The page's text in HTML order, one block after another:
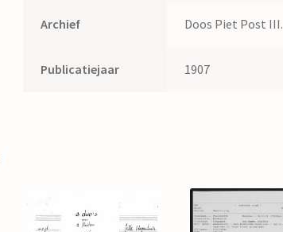
Archief Doos Piet Post III.
Publicatiejaar 1907